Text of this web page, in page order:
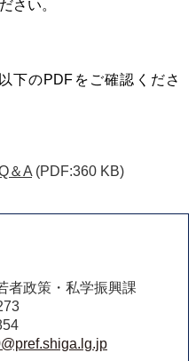
さい。
下のPDFをご確認くださ
＆A (PDF:360 KB)
者政策・私学振興課